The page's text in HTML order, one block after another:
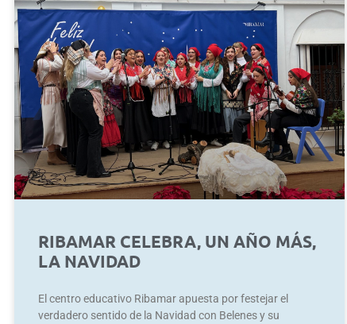
RIBAMAR CELEBRA, UN AÑO MÁS,
LA NAVIDAD
El centro educativo Ribamar apuesta por festejar el
verdadero sentido de la Navidad con Belenes y su